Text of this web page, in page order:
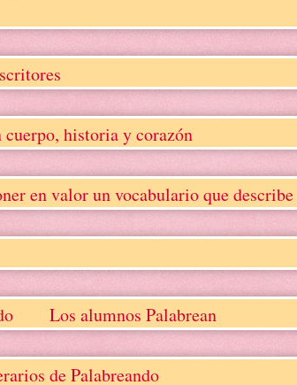
historia y corazón
en valor un vocabulario que describe
Los alumnos Palabrean
de Palabreando